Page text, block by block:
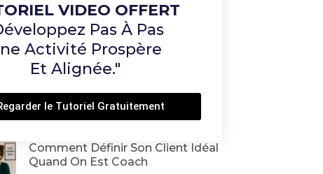
VIDEO OFFERT
Pas À Pas
Activité Prospère
Et Alignée."
le Tutoriel Gratuitement
Comment Définir Son Client Idéal
Quand On Est Coach